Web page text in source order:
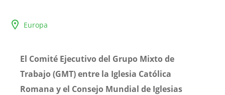
Europa
El Comité Ejecutivo del Grupo Mixto de
Trabajo (GMT) entre la Iglesia Católica
Romana y el Consejo Mundial de Iglesias